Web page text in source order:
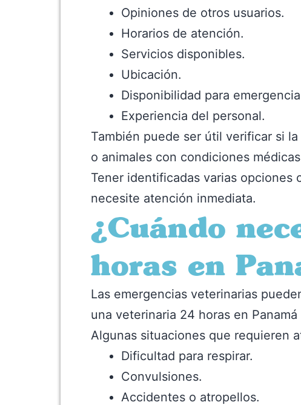
Opiniones de otros usuarios.
Horarios de atención.
Servicios disponibles.
Ubicación.
Disponibilidad para
Experiencia del personal.
También puede ser útil verificar si
o animales con condiciones
Tener identificadas varias opciones
necesite atención inmediata.
¿Cuándo
horas en
Las emergencias veterinarias
una veterinaria 24 horas en
Algunas situaciones que requieren
Dificultad para respirar.
Convulsiones.
Accidentes o atropellos.